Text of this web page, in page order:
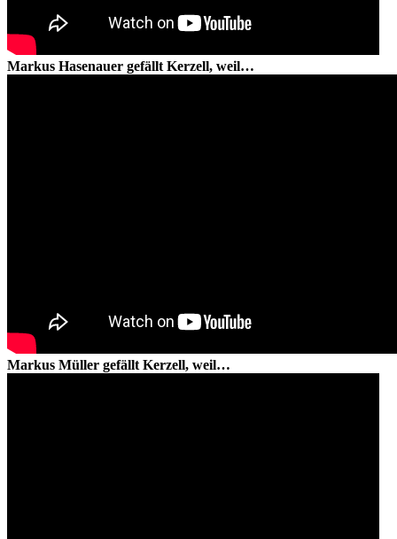
Markus Hasenauer gefällt Kerzell, weil…
Markus Müller gefällt Kerzell, weil…